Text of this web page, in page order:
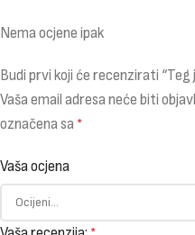
Nema ocjene ipak
Budi prvi koji će recenzirati
Vaša email adresa neće biti
označena sa *
Vaša ocjena